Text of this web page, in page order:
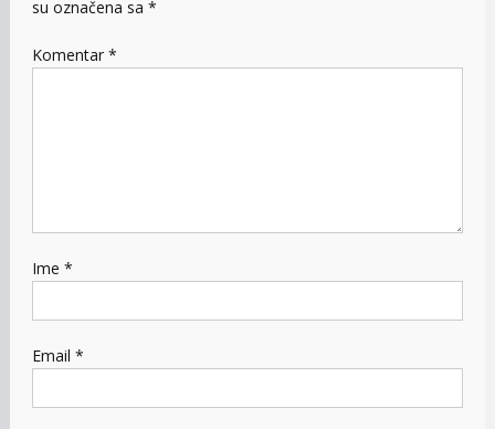
su označena sa *
Komentar *
Ime *
Email *